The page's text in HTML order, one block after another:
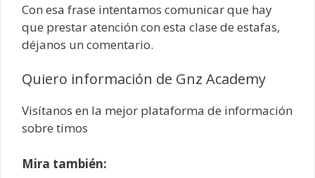
Con esa frase intentamos comunicar que hay
que prestar atención con esta clase de estafas,
déjanos un comentario.
Quiero información de Gnz Academy
Visítanos en la mejor plataforma de información
sobre timos
Mira también: